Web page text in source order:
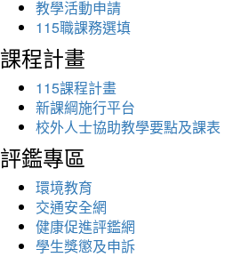
教學活動申請
115職課務選填
課程計畫
115課程計畫
新課綱施行平台
校外人士協助教學要點及課表
評鑑專區
環境教育
交通安全網
健康促進評鑑網
學生獎懲及申訴